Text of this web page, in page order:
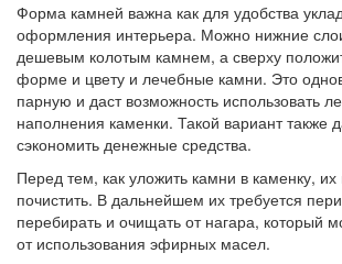
Форма камней важна как для удобства
оформления интерьера. Можно нижние
дешевым колотым камнем, а сверху
форме и цвету и лечебные камни. Это
парную и даст возможность использовать
наполнения каменки. Такой вариант также
сэкономить денежные средства.
Перед тем, как уложить камни в каменку,
почистить. В дальнейшем их требуется
перебирать и очищать от нагара, который
от использования эфирных масел.